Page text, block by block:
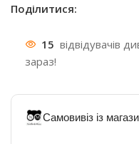
Поділитися:
15 відвідувачів
зараз!
Самовивіз із